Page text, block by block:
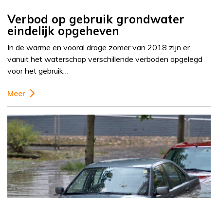
Verbod op gebruik grondwater
eindelijk opgeheven
In de warme en vooral droge zomer van 2018 zijn er
vanuit het waterschap verschillende verboden opgelegd
voor het gebruik…
Meer